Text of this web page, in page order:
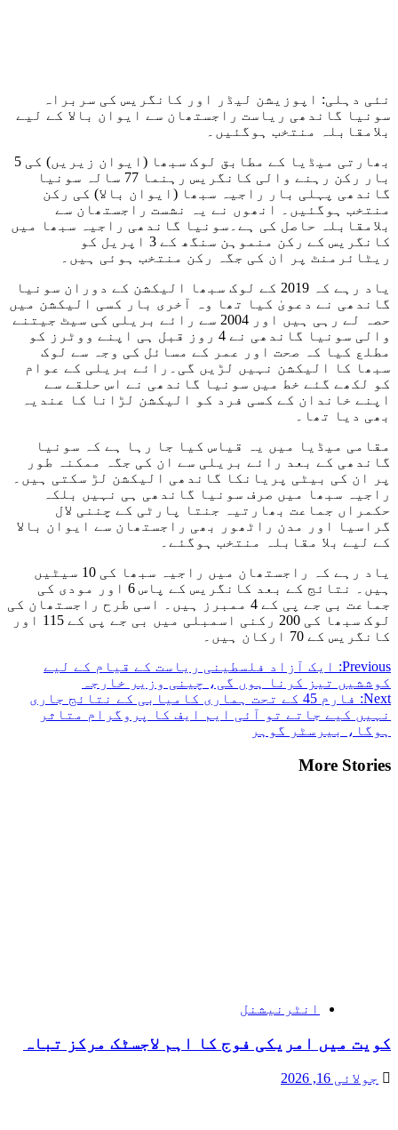
نئی دہلی: اپوزیشن لیڈر اور کانگریس کی سربراہ
سونیا گاندھی ریاست راجستھان سے ایوان بالا کے لیے
بلامقابلہ منتخب ہوگئیں۔
بھارتی میڈیا کے مطابق لوک سبھا (ایوان زیریں) کی 5
بار رکن رہنے والی کانگریس رہنما 77 سالہ سونیا
گاندھی پہلی بار راجیہ سبھا (ایوان بالا) کی رکن
منتخب ہوگئیں۔ انھوں نے یہ نشست راجستھان سے
بلامقابلہ حاصل کی ہے۔سونیا گاندھی راجیہ سبھا میں
کانگریس کے رکن منموہن سنگھ کے 3 اپریل کو
ریٹائرمنٹ پر ان کی جگہ رکن منتخب ہوئی ہیں۔
یاد رہے کہ 2019 کے لوک سبھا الیکشن کے دوران سونیا
گاندھی نے دعویٰ کیا تھا وہ آخری بار کسی الیکشن میں
حصہ لے رہی ہیں اور 2004 سے رائے بریلی کی سیٹ جیتنے
والی سونیا گاندھی نے 4 روز قبل ہی اپنے ووٹرز کو
مطلع کیا کہ صحت اور عمر کے مسائل کی وجہ سے لوک
سبھا کا الیکشن نہیں لڑیں گی۔رائے بریلی کے عوام
کو لکھے گئے خط میں سونیا گاندھی نے اس حلقے سے
اپنے خاندان کے کسی فرد کو الیکشن لڑانا کا عندیہ
بھی دیا تھا۔
مقامی میڈیا میں یہ قیاس کیا جا رہا ہے کہ سونیا
گاندھی کے بعد رائے بریلی سے ان کی جگہ ممکنہ طور
پر ان کی بیٹی پریانکا گاندھی الیکشن لڑ سکتی ہیں۔
راجیہ سبھا میں صرف سونیا گاندھی ہی نہیں بلکہ
حکمراں جماعت بھارتیہ جنتا پارٹی کے چننی لال
گراسیا اور مدن راٹھور بھی راجستھان سے ایوان بالا
کے لیے بلا مقابلہ منتخب ہوگئے۔
یاد رہے کہ راجستھان میں راجیہ سبھا کی 10 سیٹیں
ہیں۔ نتائج کے بعد کانگریس کے پاس 6 اور مودی کی
جماعت بی جے پی کے 4 ممبرز ہیں۔ اسی طرح راجستھان کی
لوک سبھا کی 200 رکنی اسمبلی میں بی جے پی کے 115 اور
کانگریس کے 70 ارکان ہیں۔
Post
navigation
Previous:
ایک آزاد فلسطینی ریاست کے قیام کے لیے
کوششیں تیز کرنا ہوں گی، چینی وزیر خارجہ
Next:
فارم 45 کے تحت ہماری کامیابی کے نتائج جاری
نہیں کیے جاتے تو آئی ایم ایف کا پروگرام متاثر
ہوگا، بیرسٹر گوہر
More Stories
انٹرنیشنل
کویت میں امریکی فوج کا اہم لاجسٹک مرکز تباہ
جولائی 16, 2026